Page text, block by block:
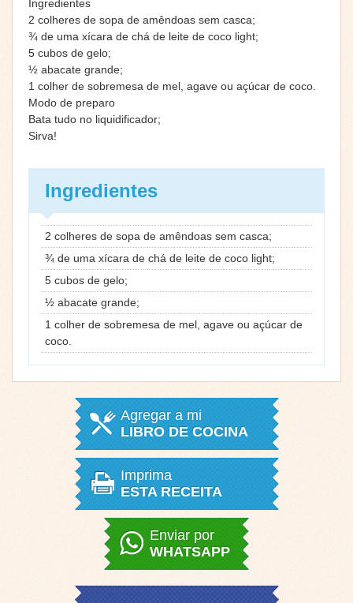
Ingredientes
2 colheres de sopa de amêndoas sem casca;
¾ de uma xícara de chá de leite de coco light;
5 cubos de gelo;
½ abacate grande;
1 colher de sobremesa de mel, agave ou açúcar de coco.
Modo de preparo
Bata tudo no liquidificador;
Sirva!
Ingredientes
2 colheres de sopa de amêndoas sem casca;
¾ de uma xícara de chá de leite de coco light;
5 cubos de gelo;
½ abacate grande;
1 colher de sobremesa de mel, agave ou açúcar de
coco.
Agregar a mi
LIBRO DE COCINA
Imprima
ESTA RECEITA
Enviar por
WHATSAPP